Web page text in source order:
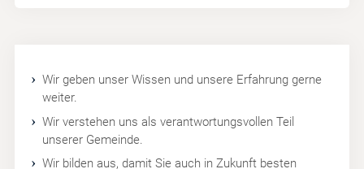
Wir geben unser Wissen und unsere Erfahrung gerne
weiter.
Wir verstehen uns als verantwortungsvollen Teil
unserer Gemeinde.
Wir bilden aus, damit Sie auch in Zukunft besten